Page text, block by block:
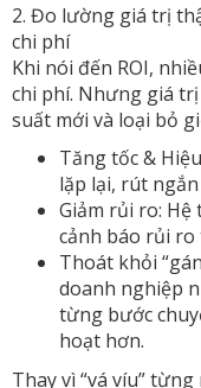
2. Đo lường giá trị
chi phí
Khi nói đến ROI,
chi phí. Nhưng giá
suất mới và loại bỏ
Tăng tốc &
lặp lại, rút
Giảm rủi ro: Hệ
cảnh báo rủi
Thoát khỏi
doanh nghiệp
từng bước
hoạt hơn.
Thay vì “vá víu”